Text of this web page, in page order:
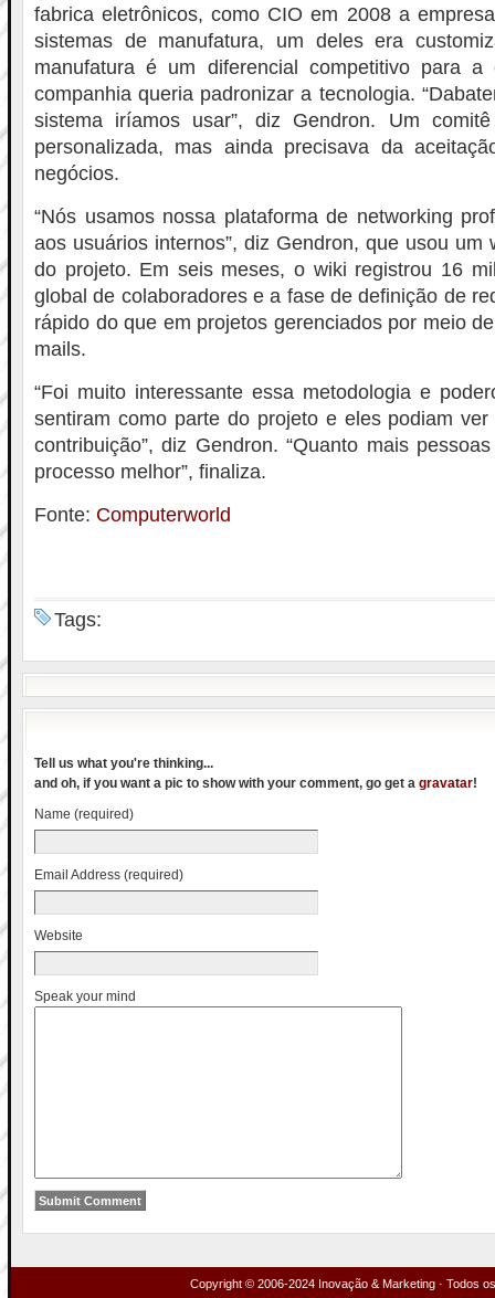
fabrica eletrônicos, como CIO em 2008 a
sistemas de manufatura, um deles era
manufatura é um diferencial competitivo para
companhia queria padronizar a tecnologia.
sistema iríamos usar”, diz Gendron. Um
personalizada, mas ainda precisava da
negócios.
“Nós usamos nossa plataforma de networking
aos usuários internos”, diz Gendron, que usou um
do projeto. Em seis meses, o wiki registrou 16
global de colaboradores e a fase de definição de
rápido do que em projetos gerenciados por meio
mails.
“Foi muito interessante essa metodologia e
sentiram como parte do projeto e eles podiam
contribuição”, diz Gendron. “Quanto mais
processo melhor”, finaliza.
Fonte: Computerworld
Tags:
Tell us what you're thinking...
and oh, if you want a pic to show with your comment, go get a gravatar!
Name (required)
Email Address (required)
Website
Speak your mind
Copyright © 2006-2024 Inovação & Marketing · Todos